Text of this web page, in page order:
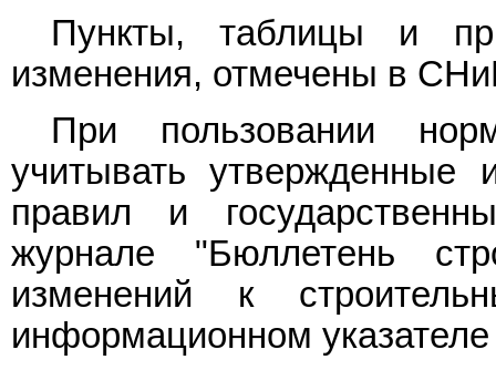
Пункты, таблицы и
изменения, отмечены в
При пользовании
учитывать утвержденные
правил и
журнале "Бюллетень
изменений к
информационном